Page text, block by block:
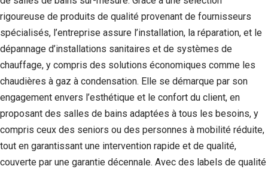
rigoureuse de produits de qualité provenant de fournisseurs
spécialisés, l’entreprise assure l’installation, la réparation, et le
dépannage d’installations sanitaires et de systèmes de
chauffage, y compris des solutions économiques comme les
chaudières à gaz à condensation. Elle se démarque par son
engagement envers l’esthétique et le confort du client, en
proposant des salles de bains adaptées à tous les besoins, y
compris ceux des seniors ou des personnes à mobilité réduite,
tout en garantissant une intervention rapide et de qualité,
couverte par une garantie décennale. Avec des labels de qualité
Nécessaire
Ces cookies ne
sont pas
facultatifs. Ils
sont
fonctionnement
du site Web.
Statistiques
Afin que